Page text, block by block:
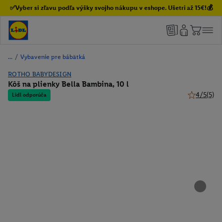
✅Vyber si zľavu podľa výšky svojho nákupu v eshope. Ušetri až 15€!💰
/ Vybavenie pre bábätká
ROTHO BABYDESIGN
Kôš na plienky Bella Bambina, 10 l
Lidl odporúča 4/5(5)